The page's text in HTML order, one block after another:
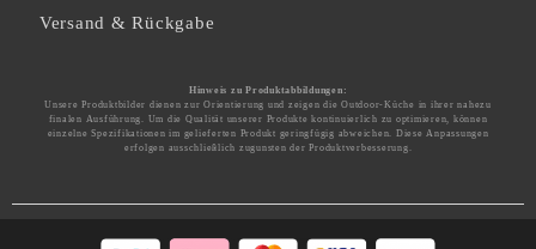
Versand & Rückgabe
Hinweis zu Produktabbildungen:
Unsere Produktbilder dienen zur Orientierung und zeigen die Outdoor-Küche in ihrer nahezu
finalen Ausführung. Um die Qualität unserer Produkte kontinuierlich zu optimieren, können
einzelne Spezifikationen im gelieferten Produkt geringfügig abweichen. Diese Anpassungen
erfolgen ausschließlich zugunsten der Produktverbesserung.